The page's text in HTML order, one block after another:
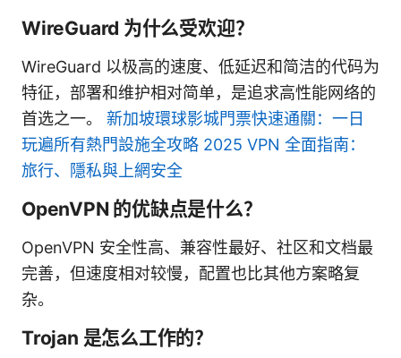
WireGuard 为什么受欢迎？
WireGuard 以极高的速度、低延迟和简洁的代码为
特征，部署和维护相对简单，是追求高性能网络的
首选之一。 新加坡環球影城門票快速通關：一日
玩遍所有熱門設施全攻略 2025 VPN 全面指南：
旅行、隱私與上網安全
OpenVPN 的优缺点是什么？
OpenVPN 安全性高、兼容性最好、社区和文档最
完善，但速度相对较慢，配置也比其他方案略复
杂。
Trojan 是怎么工作的？